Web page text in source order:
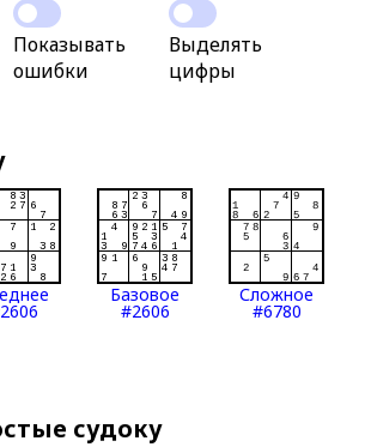
Показывать
ошибки
Выделять
цифры
Базовое
#2606
Сложное
#6780
судоку